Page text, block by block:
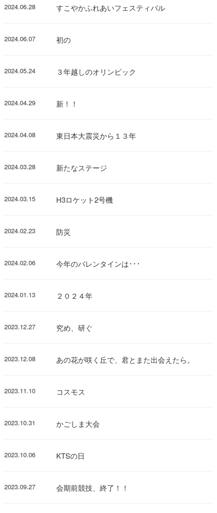
2024.06.28 すこやかふれあいフェスティバル
2024.06.07 初の
2024.05.24 ３年越しのオリンピック
2024.04.29 新！！
2024.04.08 東日本大震災から１３年
2024.03.28 新たなステージ
2024.03.15 H3ロケット2号機
2024.02.23 防災
2024.02.06 今年のバレンタインは･･･
2024.01.13 ２０２４年
2023.12.27 究め、研ぐ
2023.12.08 あの花が咲く丘で、君とまた出会えたら。
2023.11.10 コスモス
2023.10.31 かごしま大会
2023.10.06 KTSの日
2023.09.27 会期前競技、終了！！